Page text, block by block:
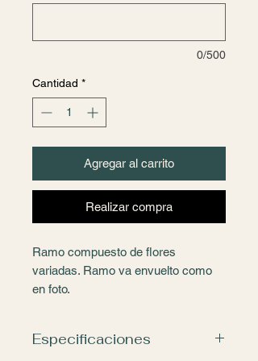
0/500
Cantidad *
Agregar al carrito
Realizar compra
Ramo compuesto de flores
variadas. Ramo va envuelto como
en foto.
Especificaciones